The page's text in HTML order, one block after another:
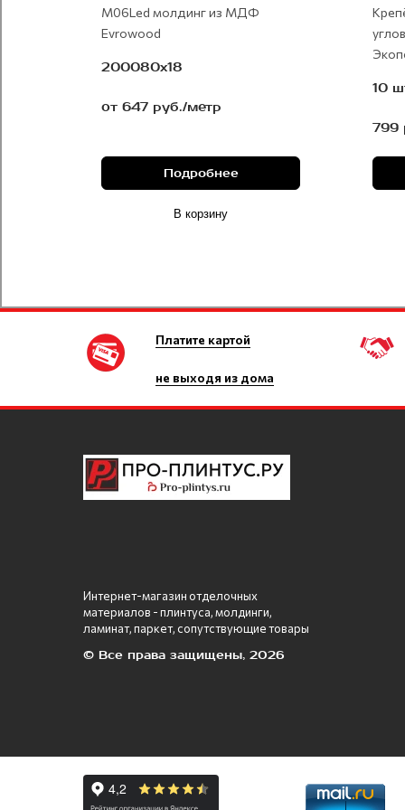
М06Led молдинг из МДФ
Evrowood
200080x18
от 647 руб./метр
Подробнее
В корзину
10
799
Платите картой
не выходя из дома
Интернет-магазин отделочных
материалов - плинтуса, молдинги,
ламинат, паркет, сопутствующие товары
© Все права защищены, 2026